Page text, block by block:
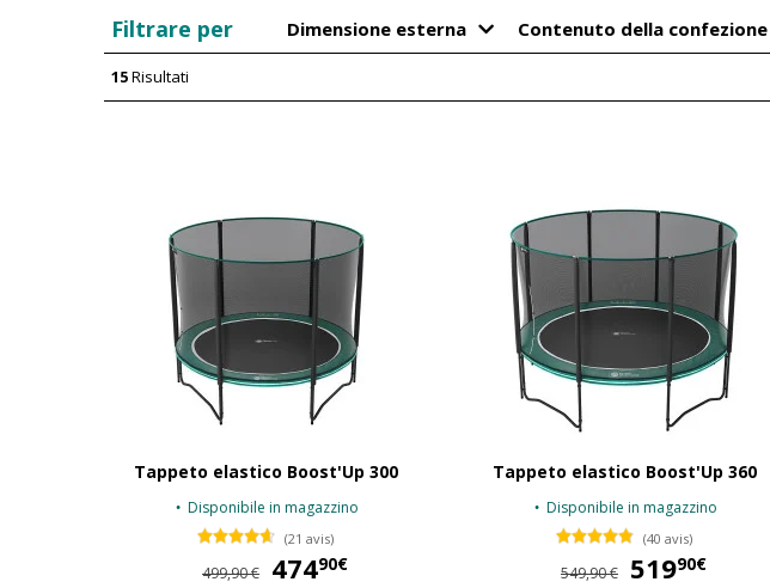
Filtrare per Dimensione esterna Contenuto della confezione
15Risultati
Tappeto elastico Boost'Up 300
Disponibile in magazzino
(21 avis)
499,90 € 47490€
Tappeto elastico Boost'Up 360
Disponibile in magazzino
(40 avis)
549,90 € 51990€